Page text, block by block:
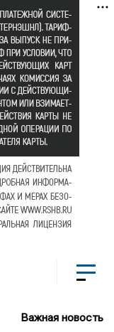
Важная новость